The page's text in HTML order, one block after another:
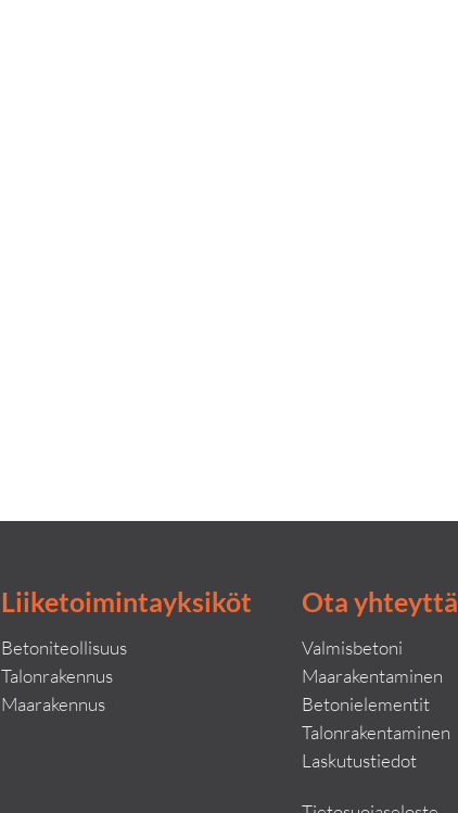
Liiketoimintayksiköt
Betoniteollisuus
Talonrakennus
Maarakennus
Ota yhteyttä
Valmisbetoni
Maarakentaminen
Betonielementit
Talonrakentaminen
Laskutustiedot